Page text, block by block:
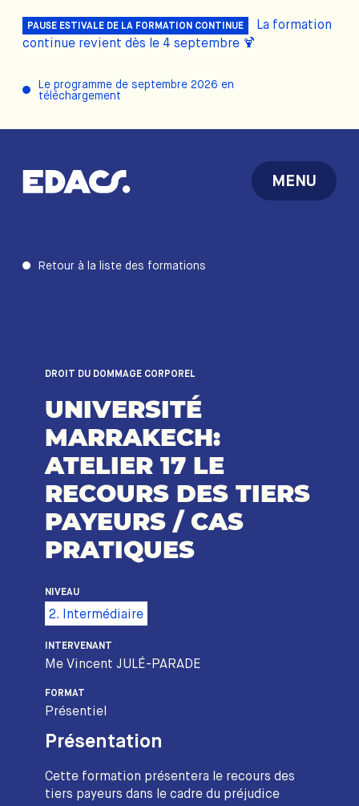
PAUSE ESTIVALE DE LA FORMATION CONTINUE
La formation
continue revient dès le 4 septembre 🍹
Le programme de septembre 2026 en
téléchargement
MENU
Retour à la liste des formations
DROIT DU DOMMAGE CORPOREL
UNIVERSITÉ
MARRAKECH:
ATELIER 17 LE
RECOURS DES TIERS
PAYEURS / CAS
PRATIQUES
NIVEAU
2. Intermédiaire
INTERVENANT
Me Vincent JULÉ-PARADE
FORMAT
Présentiel
Présentation
Cette formation présentera le recours des
tiers payeurs dans le cadre du préjudice